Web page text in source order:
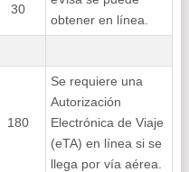
30
obtener en línea.
180
Se requiere una
Autorización
Electrónica de Viaje
(eTA) en línea si se
llega por vía aérea.